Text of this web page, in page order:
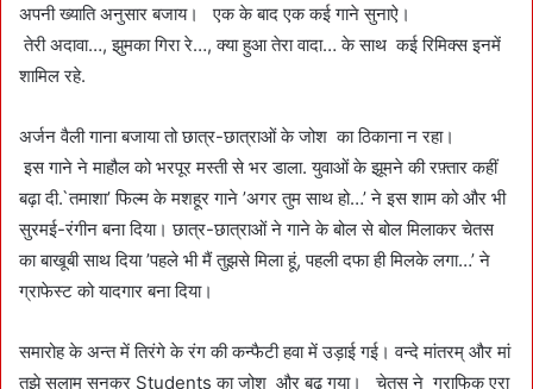
अपनी ख्याति अनुसार बजाय। एक के बाद एक कई गाने सुनाऐ।
तेरी अदावा…, झुमका गिरा रे…, क्या हुआ तेरा वादा… के साथ कई रिमिक्स इनमें
शामिल रहे.
अर्जन वैली गाना बजाया तो छात्र-छात्राओं के जोश का ठिकाना न रहा।
इस गाने ने माहौल को भरपूर मस्ती से भर डाला. युवाओं के झूमने की रफ़्तार कहीं
बढ़ा दी.`तमाशा’ फिल्म के मशहूर गाने ’अगर तुम साथ हो…’ ने इस शाम को और भी
सुरमई-रंगीन बना दिया। छात्र-छात्राओं ने गाने के बोल से बोल मिलाकर चेतस
का बाखूबी साथ दिया ’पहले भी मैं तुझसे मिला हूं, पहली दफा ही मिलके लगा…’ ने
ग्राफेस्ट को यादगार बना दिया।
समारोह के अन्त में तिरंगे के रंग की कन्फैटी हवा में उड़ाई गई। वन्दे मांतरम् और मां
तुझे सलाम सुनकर Students का जोश और बढ़ गया। चेतस ने ग्राफिक एरा